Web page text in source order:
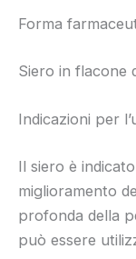
Forma
Siero in flacone
Indicazioni per
Il siero è
miglioramento
profonda della
può essere